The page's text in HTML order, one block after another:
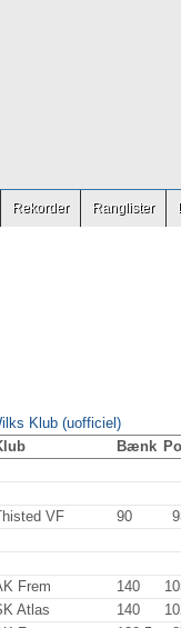
Rekorder Ranglister
Klub (uofficiel)
Bænk
VF 90
Frem 140
Atlas 140